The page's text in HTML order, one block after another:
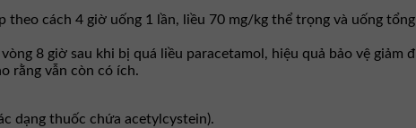
theo cách 4 giờ uống 1 lần, liều 70 mg/kg thể trọng và uống
8 giờ sau khi bị quá liều paracetamol, hiệu quả bảo vệ
rằng vẫn còn có ích.
dạng thuốc chứa acetylcystein).